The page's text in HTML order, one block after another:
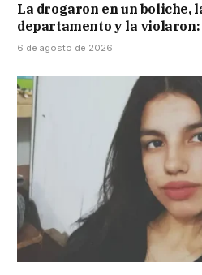
La drogaron en un boliche,
departamento y la violaron:
6 de agosto de 2026